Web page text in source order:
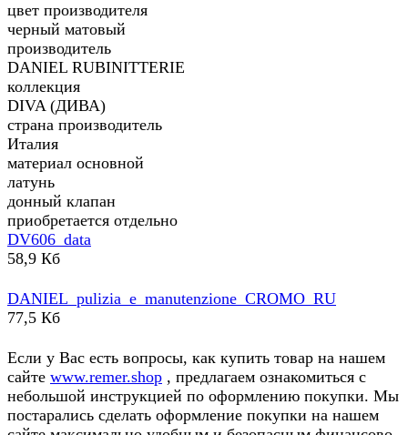
цвет производителя
черный матовый
производитель
DANIEL RUBINITTERIE
коллекция
DIVA (ДИВА)
страна производитель
Италия
материал основной
латунь
донный клапан
приобретается отдельно
DV606_data
58,9 Кб
DANIEL_pulizia_e_manutenzione_CROMO_RU
77,5 Кб
Если у Вас есть вопросы, как купить товар на нашем
сайте www.remer.shop , предлагаем ознакомиться с
небольшой инструкцией по оформлению покупки. Мы
постарались сделать оформление покупки на нашем